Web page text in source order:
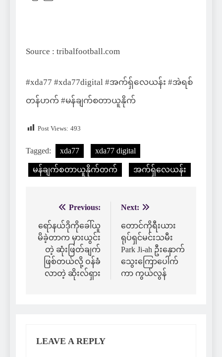
Source : tribalfootball.com
#xda77 #xda77digital #အက်ရှ်လေယန်း #အဲရစ်
တန်ဟက် #မန်ချက်စတာယူနိုက်
Post Views: 493
Tagged: xda77 xda77 digital
မန်ချက်စတာယူနိုက်တက် အက်ရှ်လေယန်း
navigation
Previous:
ရော်နယ်ဒိုကိုခေါ်ယူ
မိခဲ့တာက မှားယွင်း
တဲ့ ဆုံးဖြတ်ချက်
ဖြစ်တယ်လို့ ဝန်ခံ
လာတဲ့ ဆိုးလ်ရှား
Next:
တောင်ကိုရီးယား
ရုပ်ရှင်မင်းသမီး
Park Ji-ah ဦးနှောက်
သွေးကြောပေါက်
ကာ ကွယ်လွန်
LEAVE A REPLY